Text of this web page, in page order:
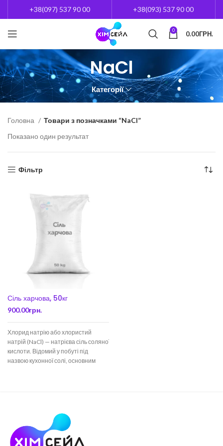
+38(097) 537 90 00 +38(093) 537 90 00
0 0.00ГРН.
NaCl
Категорії
Головна
Товари з позначками “NaCl”
Показано один результат
Фільтр
Сіль харчова, 50кг
900.00грн.
Хлорид натрію або хлористий
натрій (NaCl) — натрієва сіль соляної
кислоти. Відомий у побуті під
назвою кухонної солі, основним